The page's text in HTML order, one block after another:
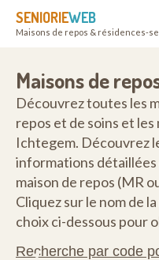
SENIORIEWEB
Maisons de repos & résidences-
Maisons de
Découvrez toutes les
repos et de soins et
Ichtegem. Découvrez
informations détaillées
maison de repos (MR
Cliquez sur le nom de
choix ci-dessous pour
Recherche par code